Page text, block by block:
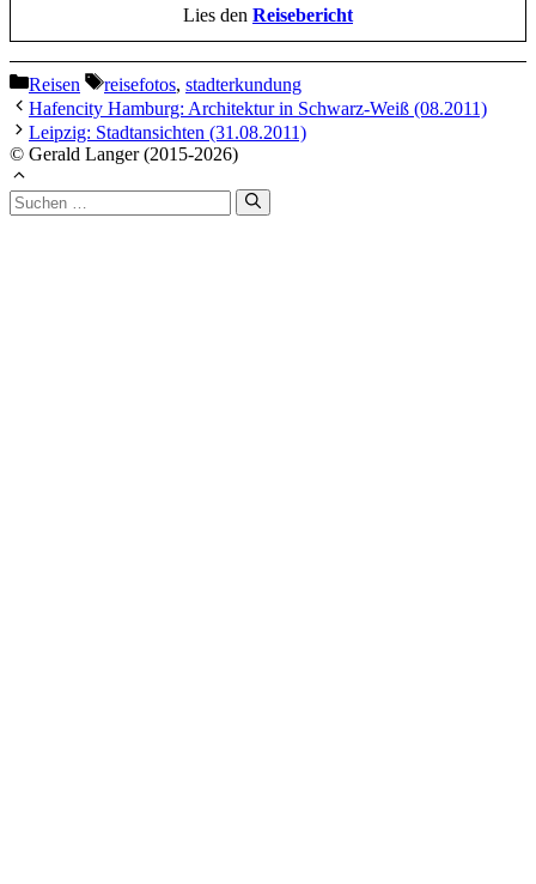
Lies den Reisebericht
Kategorien
Reisen Schlagwörter
reisefotos, stadterkundung
Hafencity Hamburg: Architektur in Schwarz-Weiß (08.2011)
Leipzig: Stadtansichten (31.08.2011)
© Gerald Langer (2015-2026)
Suchen
nach: